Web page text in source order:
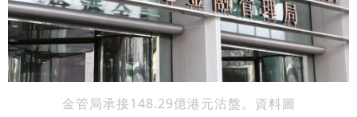
金管局承接148.29億港元沽盤。資料圖